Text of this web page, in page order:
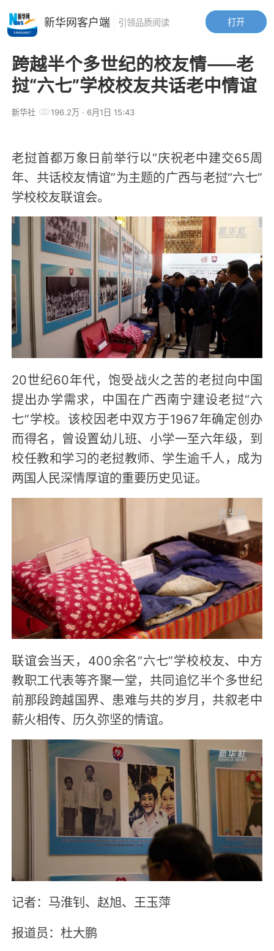
跨越半个多世纪的校友情——老
挝“六七”学校校友共话老中情谊
新华社 196.2万 · 6月1日 15:43
老挝首都万象日前举行以“庆祝老中建交65周
年、共话校友情谊”为主题的广西与老挝“六七”
学校校友联谊会。
20世纪60年代，饱受战火之苦的老挝向中国
提出办学需求，中国在广西南宁建设老挝“六
七”学校。该校因老中双方于1967年确定创办
而得名，曾设置幼儿班、小学一至六年级，到
校任教和学习的老挝教师、学生逾千人，成为
两国人民深情厚谊的重要历史见证。
联谊会当天，400余名“六七”学校校友、中方
教职工代表等齐聚一堂，共同追忆半个多世纪
前那段跨越国界、患难与共的岁月，共叙老中
薪火相传、历久弥坚的情谊。
记者：马淮钊、赵旭、王玉萍
报道员：杜大鹏
打开
新华网客户端 引领品质阅读